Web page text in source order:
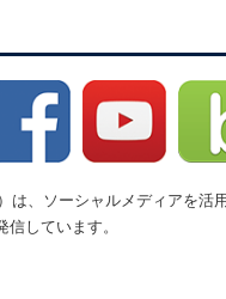
は、ソーシャルメディアを活
しています。